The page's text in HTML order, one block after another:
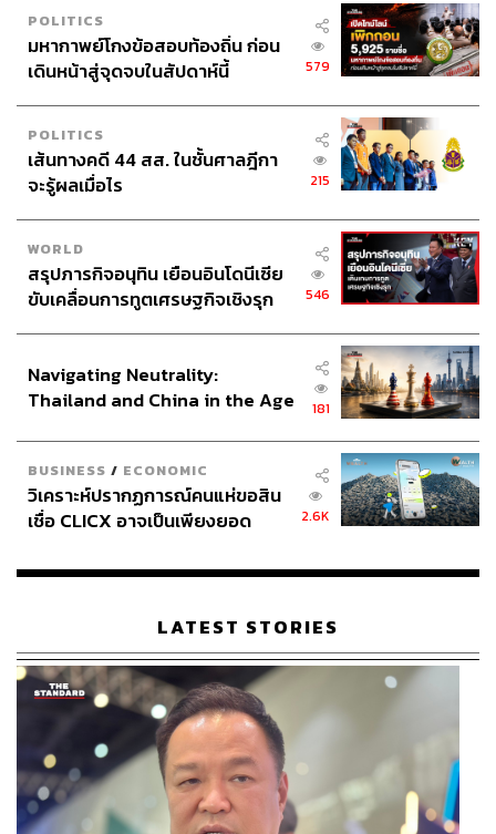
POLITICS
มหากาพย์โกงข้อสอบท้องถิ่น ก่อน
เดินหน้าสู่จุดจบในสัปดาห์นี้
579
POLITICS
เส้นทางคดี 44 สส. ในชั้นศาลฎีกา
จะรู้ผลเมื่อไร
215
WORLD
สรุปภารกิจอนุทิน เยือนอินโดนีเซีย
ขับเคลื่อนการทูตเศรษฐกิจเชิงรุก
546
Navigating Neutrality:
Thailand and China in the Age
181
BUSINESS / ECONOMIC
วิเคราะห์ปรากฏการณ์คนแห่ขอสิน
เชื่อ CLICX อาจเป็นเพียงยอด
เรือนไทยที่ถูกซุกไว้
2.6K
LATEST STORIES